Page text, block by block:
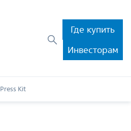
Где купить
Инвесторам
Press Kit